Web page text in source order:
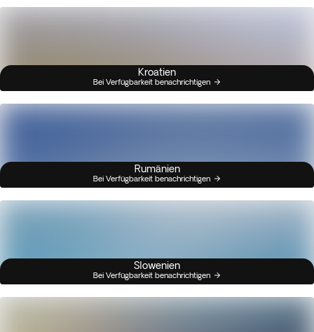
Kroatien
Bei Verfügbarkeit benachrichtigen
Rumänien
Bei Verfügbarkeit benachrichtigen
Slowenien
Bei Verfügbarkeit benachrichtigen